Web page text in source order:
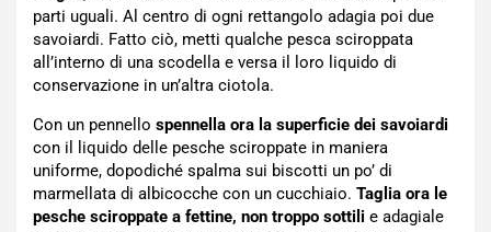
parti uguali. Al centro di ogni rettangolo adagia poi due
savoiardi. Fatto ciò, metti qualche pesca sciroppata
all’interno di una scodella e versa il loro liquido di
conservazione in un’altra ciotola.
Con un pennello spennella ora la superficie dei savoiardi
con il liquido delle pesche sciroppate in maniera
uniforme, dopodiché spalma sui biscotti un po’ di
marmellata di albicocche con un cucchiaio. Taglia ora le
pesche sciroppate a fettine, non troppo sottili e adagiale